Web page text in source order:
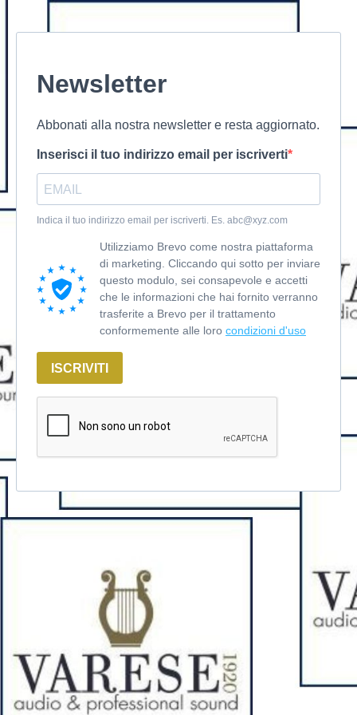
Newsletter
Abbonati alla nostra newsletter e resta aggiornato.
Inserisci il tuo indirizzo email per iscriverti
Indica il tuo indirizzo email per iscriverti. Es. abc@xyz.com
Utilizziamo Brevo come nostra piattaforma
di marketing. Cliccando qui sotto per inviare
questo modulo, sei consapevole e accetti
che le informazioni che hai fornito verranno
trasferite a Brevo per il trattamento
conformemente alle loro condizioni d'uso
ISCRIVITI